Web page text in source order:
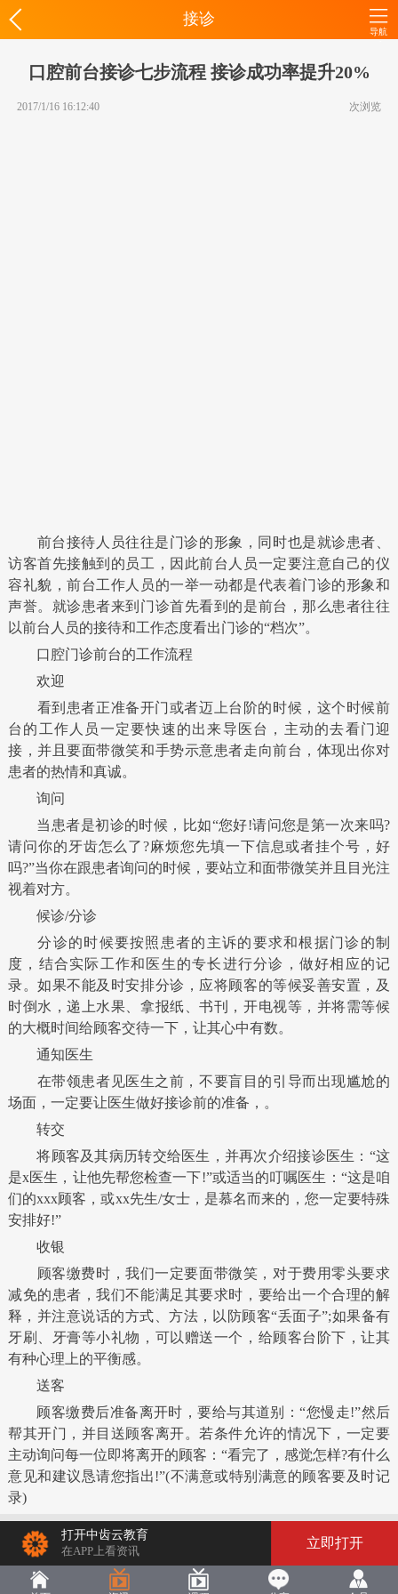
接诊
导航
口腔前台接诊七步流程 接诊成功率提升20%
2017/1/16 16:12:40 次浏览
前台接待人员往往是门诊的形象，同时也是就诊患者、
访客首先接触到的员工，因此前台人员一定要注意自己的仪
容礼貌，前台工作人员的一举一动都是代表着门诊的形象和
声誉。就诊患者来到门诊首先看到的是前台，那么患者往往
以前台人员的接待和工作态度看出门诊的“档次”。
口腔门诊前台的工作流程
欢迎
看到患者正准备开门或者迈上台阶的时候，这个时候前
台的工作人员一定要快速的出来导医台，主动的去看门迎
接，并且要面带微笑和手势示意患者走向前台，体现出你对
患者的热情和真诚。
询问
当患者是初诊的时候，比如“您好!请问您是第一次来吗?
请问你的牙齿怎么了?麻烦您先填一下信息或者挂个号，好
吗?”当你在跟患者询问的时候，要站立和面带微笑并且目光注
视着对方。
候诊/分诊
分诊的时候要按照患者的主诉的要求和根据门诊的制
度，结合实际工作和医生的专长进行分诊，做好相应的记
录。如果不能及时安排分诊，应将顾客的等候妥善安置，及
时倒水，递上水果、拿报纸、书刊，开电视等，并将需等候
的大概时间给顾客交待一下，让其心中有数。
通知医生
在带领患者见医生之前，不要盲目的引导而出现尴尬的
场面，一定要让医生做好接诊前的准备，。
转交
将顾客及其病历转交给医生，并再次介绍接诊医生：“这
是x医生，让他先帮您检查一下!”或适当的叮嘱医生：“这是咱
们的xxx顾客，或xx先生/女士，是慕名而来的，您一定要特殊
安排好!”
收银
顾客缴费时，我们一定要面带微笑，对于费用零头要求
减免的患者，我们不能满足其要求时，要给出一个合理的解
释，并注意说话的方式、方法，以防顾客“丢面子”;如果备有
牙刷、牙膏等小礼物，可以赠送一个，给顾客台阶下，让其
有种心理上的平衡感。
送客
顾客缴费后准备离开时，要给与其道别：“您慢走!”然后
帮其开门，并目送顾客离开。若条件允许的情况下，一定要
主动询问每一位即将离开的顾客：“看完了，感觉怎样?有什么
意见和建议恳请您指出!”(不满意或特别满意的顾客要及时记
录)
打开中齿云教育
在APP上看资讯
立即打开